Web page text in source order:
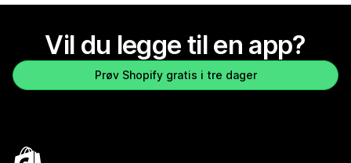
Vil du legge til en app?
Prøv Shopify gratis i tre dager